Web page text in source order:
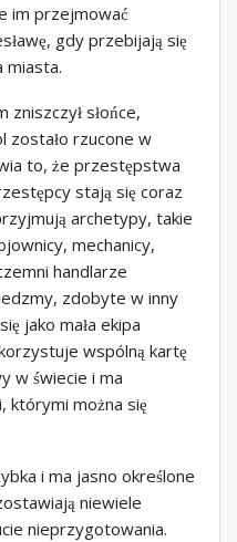
im przejmować
gdy przebijają się
miasta.
zniszczył słońce,
zostało rzucone w
to, że przestępstwa
stają się coraz
archetypy, takie
mechanicy,
handlarze
zdobyte w inny
jako mała ekipa
wspólną kartę
w świecie i ma
którymi można się
i ma jasno określone
niewiele
nieprzygotowania.